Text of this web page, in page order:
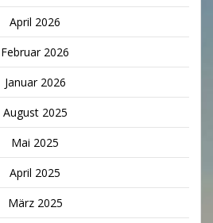
April 2026
Februar 2026
Januar 2026
August 2025
Mai 2025
April 2025
März 2025